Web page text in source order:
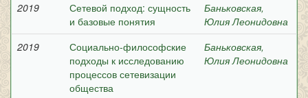
2019
Сетевой подход: сущность
и базовые понятия
Баньковская,
Юлия Леонидовна
2019
Социально-философские
подходы к исследованию
процессов сетевизации
общества
Баньковская,
Юлия Леонидовна